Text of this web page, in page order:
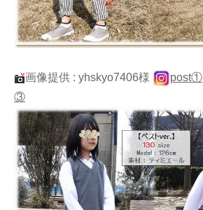
画像提供 : yhskyo7406様 post①
③